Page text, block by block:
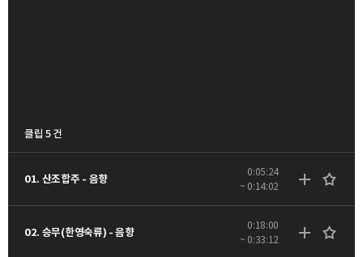
클립 5 건
01. 산조합주 - 음향
0:05:24
~ 0:14:02
02. 승무(한영숙류) - 음향
0:18:00
~ 0:33:12